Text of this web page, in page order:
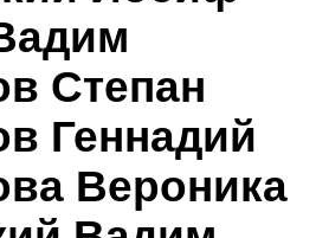
Степан
Геннадий
Вероника